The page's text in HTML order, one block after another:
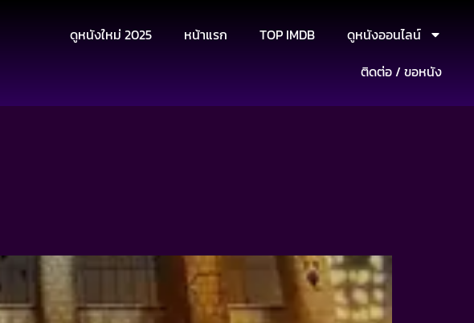
ดูหนังใหม่ 2025 หน้าแรก TOP IMDB
ดูหนังออนไลน์
ติดต่อ / ขอหนัง